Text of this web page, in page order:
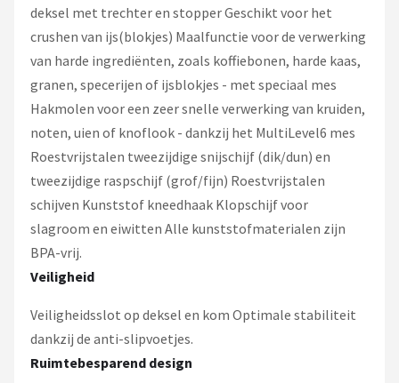
deksel met trechter en stopper Geschikt voor het
crushen van ijs(blokjes) Maalfunctie voor de verwerking
van harde ingrediënten, zoals koffiebonen, harde kaas,
granen, specerijen of ijsblokjes - met speciaal mes
Hakmolen voor een zeer snelle verwerking van kruiden,
noten, uien of knoflook - dankzij het MultiLevel6 mes
Roestvrijstalen tweezijdige snijschijf (dik/dun) en
tweezijdige raspschijf (grof/fijn) Roestvrijstalen
schijven Kunststof kneedhaak Klopschijf voor
slagroom en eiwitten Alle kunststofmaterialen zijn
BPA-vrij.
Veiligheid
Veiligheidsslot op deksel en kom Optimale stabiliteit
dankzij de anti-slipvoetjes.
Ruimtebesparend design